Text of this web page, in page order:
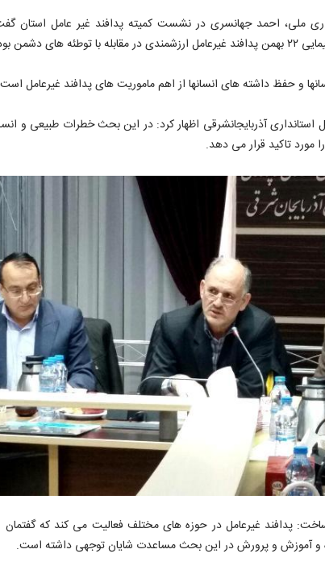
ملی، احمد جهانسری در نشست کمیته پدافند غیر عامل استان
های دشمن بود.
و حفظ داشته های انسانها از اهم ماموریت های پدافند غیرعامل
استانداری آذربایجانشرقی اظهار کرد: در این بحث خطرات طبیعی و
تاکید قرار می دهد.
پدافند غیرعامل در حوزه های مختلف فعالیت می کند که
و آموزش و پرورش در این بحث مساعدت شایان توجهی داشته است.